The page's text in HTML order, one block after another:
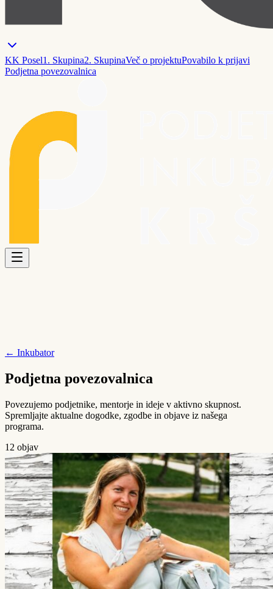
KK Posel1. Skupina2. SkupinaVeč o projektuPovabilo k prijavi
Podjetna povezovalnica
← Inkubator
Podjetna povezovalnica
Povezujemo podjetnike, mentorje in ideje v aktivno skupnost.
Spremljajte aktualne dogodke, zgodbe in objave iz našega
programa.
12 objav